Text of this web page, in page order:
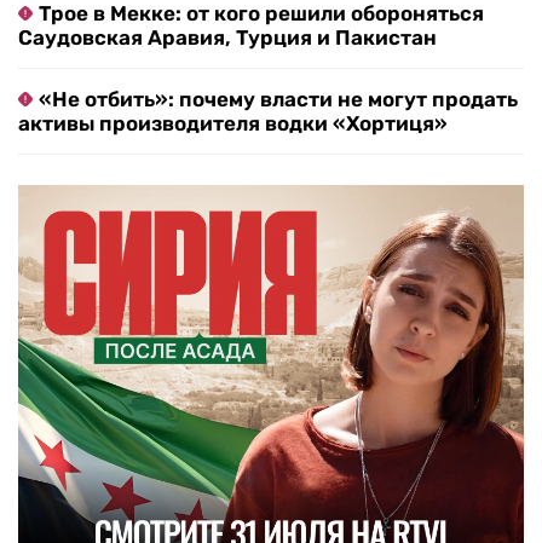
Трое в Мекке: от кого решили обороняться
Саудовская Аравия, Турция и Пакистан
«Не отбить»: почему власти не могут продать
активы производителя водки «Хортиця»